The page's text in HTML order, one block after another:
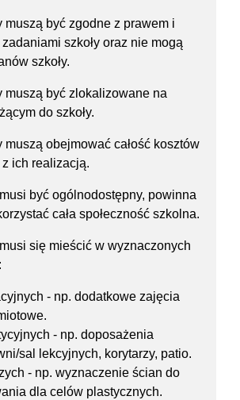
muszą być zgodne z prawem i
szkoły oraz nie mogą
szkoły.
muszą być zlokalizowane na
do szkoły.
muszą obejmować całość kosztów
ich realizacją.
być ogólnodostępny, powinna
cała społeczność szkolna.
się mieścić w wyznaczonych
- np. dodatkowe zajęcia
- np. doposażenia
sal lekcyjnych, korytarzy, patio.
- np. wyznaczenie ścian do
dla celów plastycznych.